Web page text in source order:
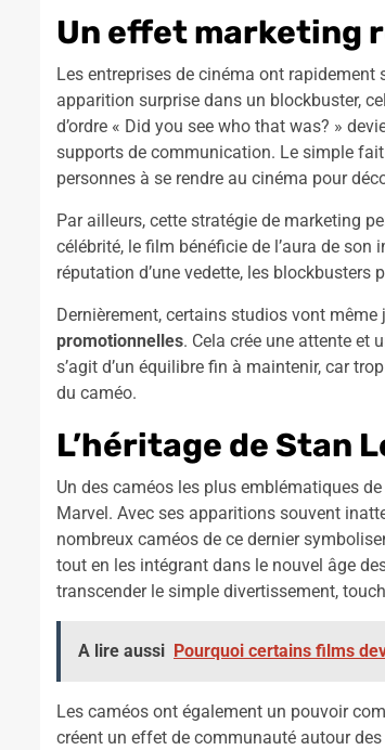
Un effet marketing
Les entreprises de cinéma ont
apparition surprise dans un blockbuster,
d’ordre « Did you see who that was? »
supports de communication. Le simple
personnes à se rendre au cinéma pour
Par ailleurs, cette stratégie de marketing
célébrité, le film bénéficie de l’aura de
réputation d’une vedette, les blockbusters
Dernièrement, certains studios vont même
promotionnelles. Cela crée une attente et
s’agit d’un équilibre fin à maintenir, car
du caméo.
L’héritage de Stan
Un des caméos les plus emblématiques
Marvel. Avec ses apparitions souvent
nombreux caméos de ce dernier
tout en les intégrant dans le nouvel âge
transcender le simple divertissement,
A lire aussi Pourquoi certains films
Les caméos ont également un pouvoir
créent un effet de communauté autour